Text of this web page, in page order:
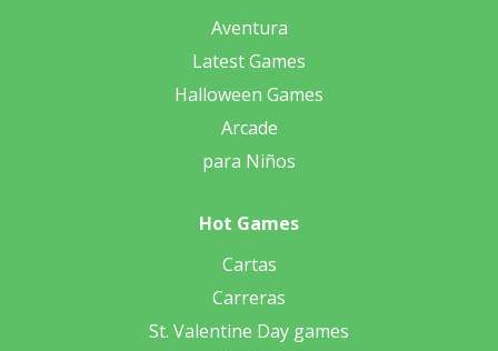
Aventura
Latest Games
Halloween Games
Arcade
para Niños
Hot Games
Cartas
Carreras
St. Valentine Day games